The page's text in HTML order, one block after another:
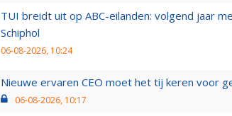
TUI breidt uit op ABC-eilanden: volgend jaar
Schiphol
06-08-2026, 10:24
Nieuwe ervaren CEO moet het tij keren voor
06-08-2026, 10:17